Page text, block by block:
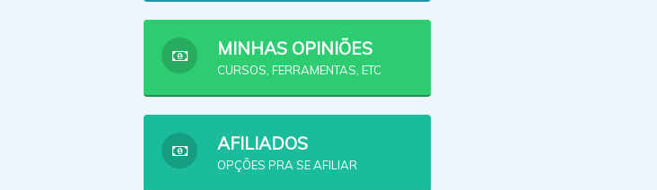
MINHAS OPINIÕES
CURSOS, FERRAMENTAS, ETC
AFILIADOS
OPÇÕES PRA SE AFILIAR